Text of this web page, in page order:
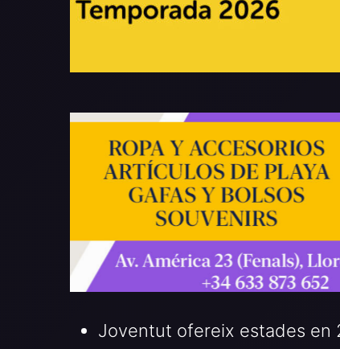
Joventut ofereix estades en